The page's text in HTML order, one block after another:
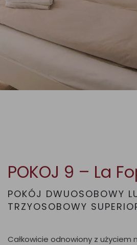
POKOJ 9 – La
POKÓJ DWUOSOBOWY
TRZYOSOBOWY
Całkowicie odnowiony z użyciem